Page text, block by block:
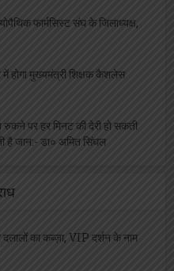
फार्मसिस्ट संघ के जिलाध्यक्ष,
में होगा मुख्यमंत्री शिक्षक कैशलेस
पर हर मिनट की देरी हो सकती
है जान:- डा० अमित सिंघल
दलालों का कब्ज़ा, VIP दर्शन के नाम